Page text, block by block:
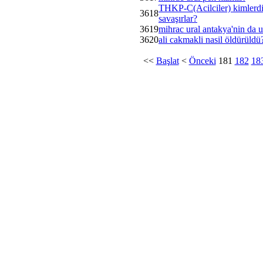
3618
THKP-C(Acilciler)
savaşırlar?
3619mihrac ural antakya'nin da
3620ali cakmakli nasil
<< Başlat< Önceki 181 182